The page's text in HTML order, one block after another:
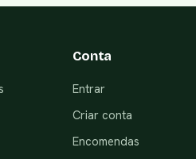
Conta
Entrar
Criar conta
Encomendas